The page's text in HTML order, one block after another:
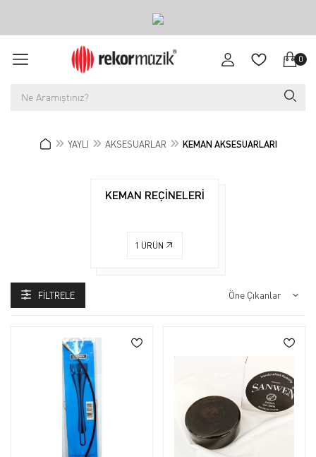
0
YAYLI AKSESUARLAR KEMAN AKSESUARLARI
KEMAN REÇİNELERİ
1 ÜRÜN
FILTRELE